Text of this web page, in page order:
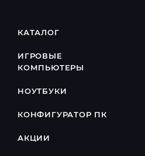
КАТАЛОГ
ИГРОВЫЕ
КОМПЬЮТЕРЫ
НОУТБУКИ
КОНФИГУРАТОР ПК
АКЦИИ